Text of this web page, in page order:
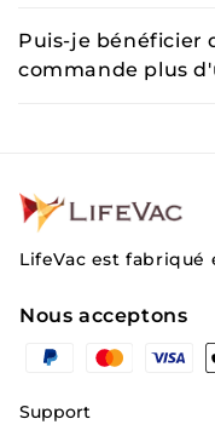
Puis-je bénéficier
commande plus
LifeVac est fabriqué
Moyens
Nous acceptons
Support